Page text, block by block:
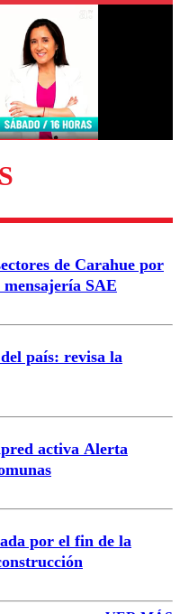
para garantizar un
Enviar comentario
de Carahue por
SAE
país: revisa la
activa Alerta
por el fin de la